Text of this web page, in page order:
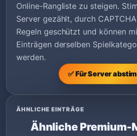
Online-Rangliste zu steigen.
Server gezählt, durch
Regeln geschützt und können
Einträgen derselben
werden.
✅ Für Server
ÄHNLICHE EINTRÄGE
Ähnliche Premium-